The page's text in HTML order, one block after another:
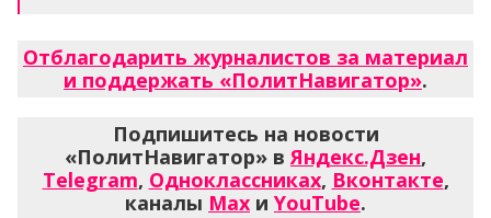
Отблагодарить журналистов за материал
и поддержать «ПолитНавигатор».
Подпишитесь на новости
«ПолитНавигатор» вЯндекс.Дзен,
Telegram, Одноклассниках, Вконтакте,
каналы Max и YouTube.